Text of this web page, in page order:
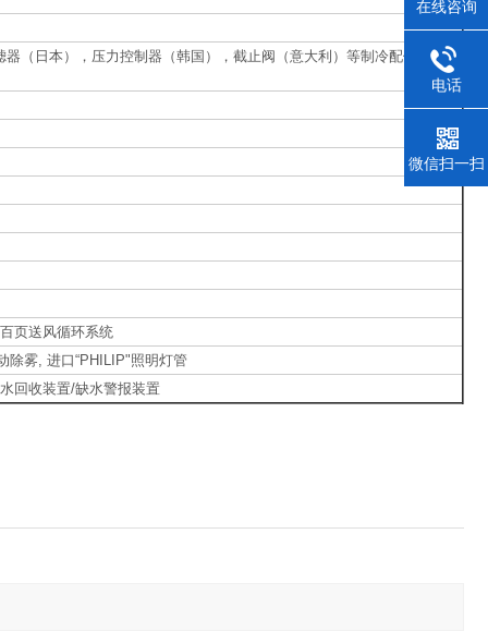
（日本），压力控制器（韩国），截止阀（意大利）等制冷配件均采
页送风循环系统
除雾, 进口“PHILIP"照明灯管
回收装置/缺水警报装置
在线咨询
电话
微信扫一扫